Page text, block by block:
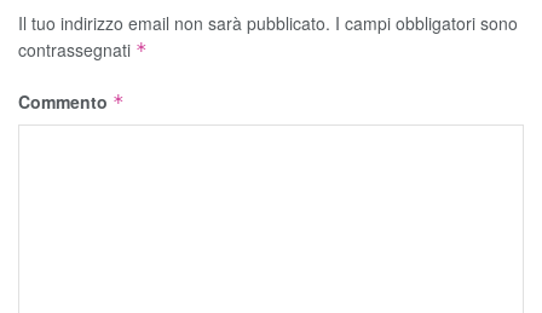
Il tuo indirizzo email non sarà pubblicato. I campi obbligatori sono
contrassegnati *
Commento *